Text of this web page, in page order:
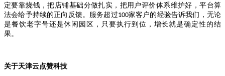
定要靠烧钱，把店铺基础分做扎实，把用户评价体系维护好，平台算
法会给予持续的正向反馈。服务超过100家客户的经验告诉我们，无论
是餐饮老字号还是休闲园区，只要执行到位，增长就是确定性的结
果。
关于天津云点赞科技